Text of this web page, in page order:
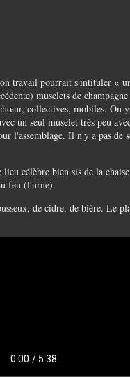
travail pourrait s'intituler «
muselets de
collectives, mobiles. On
un seul muselet très peu
l'assemblage. Il n'y a pas de
célèbre bien sis de la
feu (l'urne).
de cidre, de bière. Le